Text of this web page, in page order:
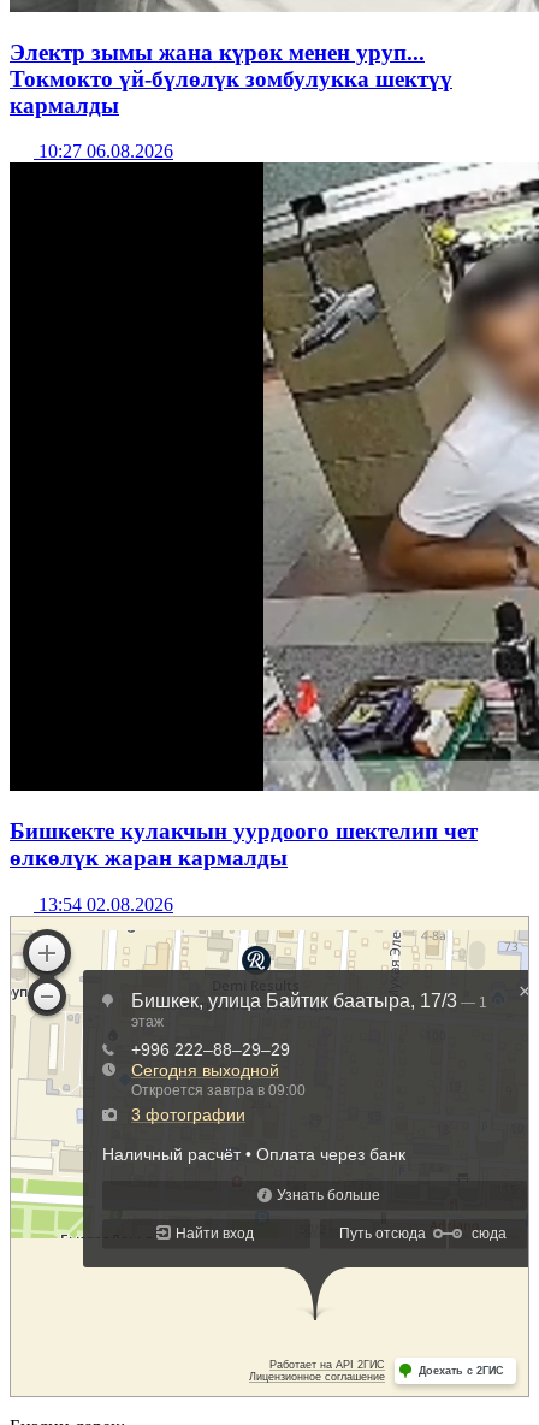
Электр зымы жана күрөк менен уруп...
Токмокто үй-бүлөлүк зомбулукка шектүү
кармалды
10:27 06.08.2026
Бишкекте кулакчын уурдоого шектелип чет
өлкөлүк жаран кармалды
13:54 02.08.2026